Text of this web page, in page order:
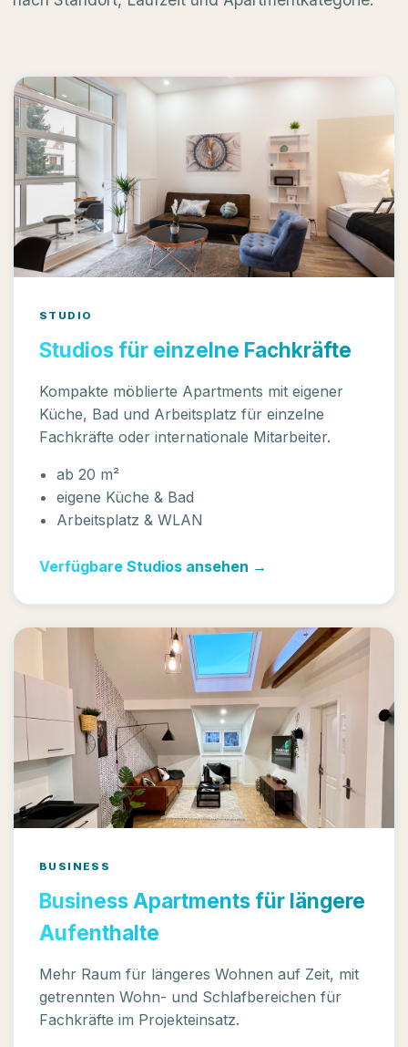
STUDIO
Studios für einzelne Fachkräfte
Kompakte möblierte Apartments mit eigener
Küche, Bad und Arbeitsplatz für einzelne
Fachkräfte oder internationale Mitarbeiter.
ab 20 m²
eigene Küche & Bad
Arbeitsplatz & WLAN
Verfügbare Studios ansehen →
BUSINESS
Business Apartments für längere
Aufenthalte
Mehr Raum für längeres Wohnen auf Zeit, mit
getrennten Wohn- und Schlafbereichen für
Fachkräfte im Projekteinsatz.